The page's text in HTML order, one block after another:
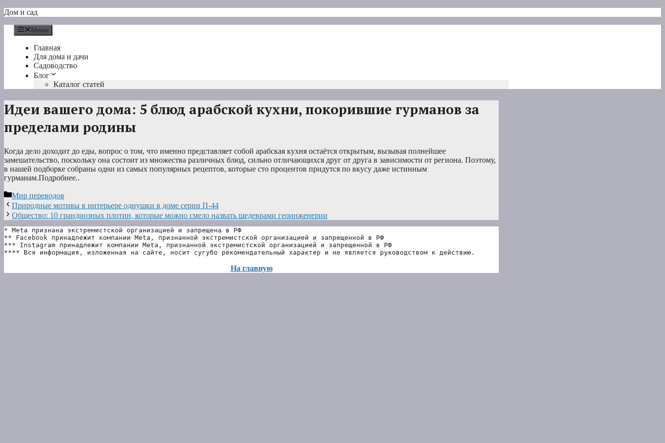
Перейти
содержимому
Дом и сад
Меню
Главная
Для дома и дачи
Садоводство
Блог
Каталог статей
Идеи вашего дома: 5 блюд арабской кухни, покорившие гурманов за
пределами родины
Когда дело доходит до еды, вопрос о том, что именно представляет собой арабская кухня остаётся открытым, вызывая полнейшее
замешательство, поскольку она состоит из множества различных блюд, сильно отличающихся друг от друга в зависимости от региона. Поэтому,
в нашей подборке собраны одни из самых популярных рецептов, которые сто процентов придутся по вкусу даже истинным
гурманам.Подробнее..
Рубрики
Мир переводов
Природные мотивы в интерьере однушки в доме серии П-44
Общество: 10 грандиозных плотин, которые можно смело назвать шедеврами геоинженерии
* Meta признана экстремистской организацией и запрещена в РФ
** Facebook принадлежит компании Meta, признанной экстремистской организацией и запрещенной в РФ
*** Instagram принадлежит компании Meta, признанной экстремистской организацией и запрещенной в РФ
**** Вся информация, изложенная на сайте, носит сугубо рекомендательный характер и не является руководством к действию.
На главную